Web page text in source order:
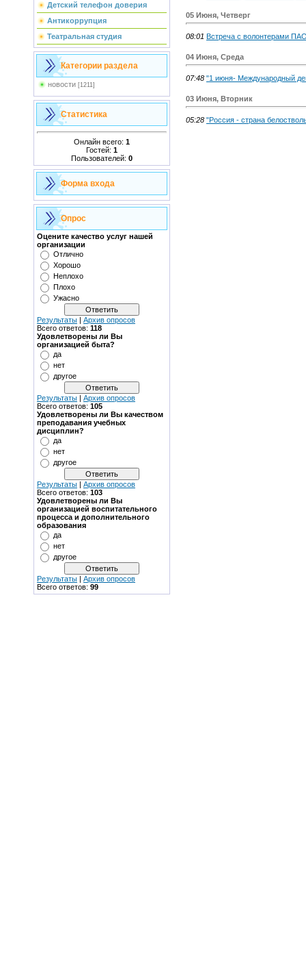
Детский телефон доверия
Антикоррупция
Театральная студия
Категории раздела
новости [1211]
Статистика
Онлайн всего: 1
Гостей: 1
Пользователей: 0
Форма входа
Опрос
Оцените качество услуг нашей
организации
Отлично
Хорошо
Неплохо
Плохо
Ужасно
Результаты | Архив опросов
Всего ответов: 118
Удовлетворены ли Вы
организацией быта?
да
нет
другое
Результаты | Архив опросов
Всего ответов: 105
Удовлетворены ли Вы качеством
преподавания учебных
дисциплин?
да
нет
другое
Результаты | Архив опросов
Всего ответов: 103
Удовлетворены ли Вы
организацией воспитательного
процесса и дополнительного
образования
да
нет
другое
Результаты | Архив опросов
Всего ответов: 99
05 Июня, Четверг
08:01 Встреча с волонтерами
04 Июня, Среда
07:48 "1 июня- Международный
03 Июня, Вторник
05:28 "Россия - страна